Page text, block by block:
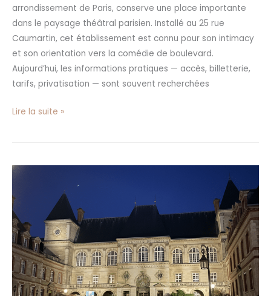
arrondissement de Paris, conserve une place importante
dans le paysage théâtral parisien. Installé au 25 rue
Caumartin, cet établissement est connu pour son intimacy
et son orientation vers la comédie de boulevard.
Aujourd’hui, les informations pratiques — accès, billetterie,
tarifs, privatisation — sont souvent recherchées
Lire la suite »
Théâtre
la
Cité
Internationale
à
Paris
:
histoire,